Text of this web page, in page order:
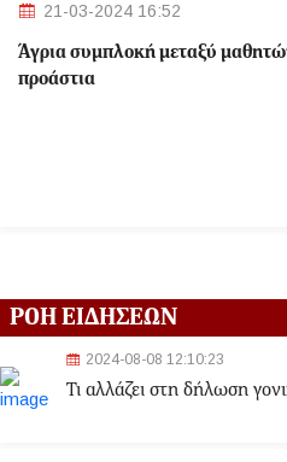
21-03-2024 16:52
Άγρια συμπλοκή μεταξύ
προάστια
ΡΟΗ ΕΙΔΗΣΕΩΝ
2024-08-08 12:10:23
Τι αλλάζει στη δήλωση